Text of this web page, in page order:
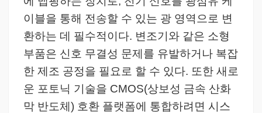
이블을 통해 전송할 수 있는 광 영역으로 변
환하는 데 필수적이다. 변조기와 같은 소형
부품은 신호 무결성 문제를 유발하거나 복잡
한 제조 공정을 필요로 할 수 있다. 또한 새로
운 포토닉 기술을 CMOS(상보성 금속 산화
막 반도체) 호환 플랫폼에 통합하려면 시스